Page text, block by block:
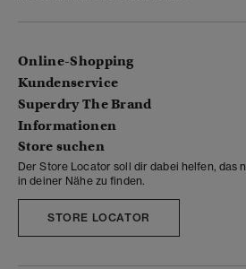
Online-Shopping
Kundenservice
Superdry The Brand
Informationen
Store suchen
Der Store Locator soll dir dabei helfen, das
in deiner Nähe zu finden.
STORE LOCATOR